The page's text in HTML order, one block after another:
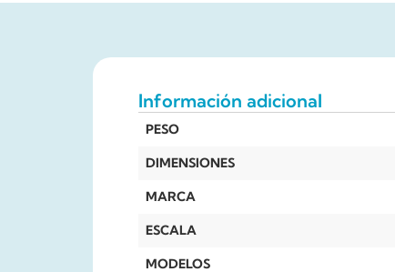
Información adicional
PESO
DIMENSIONES
MARCA
ESCALA
MODELOS